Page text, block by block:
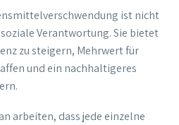
ist nicht
Verantwortung. Sie bietet
zu steigern, Mehrwert für
und ein nachhaltigeres
arbeiten, dass jede einzelne